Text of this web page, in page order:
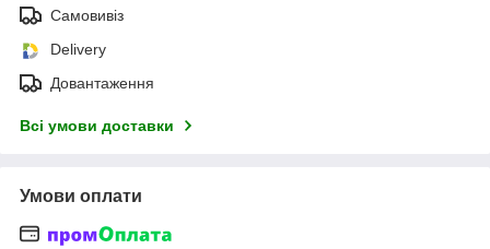
Самовивіз
Delivery
Довантаження
Всі умови доставки
Умови оплати